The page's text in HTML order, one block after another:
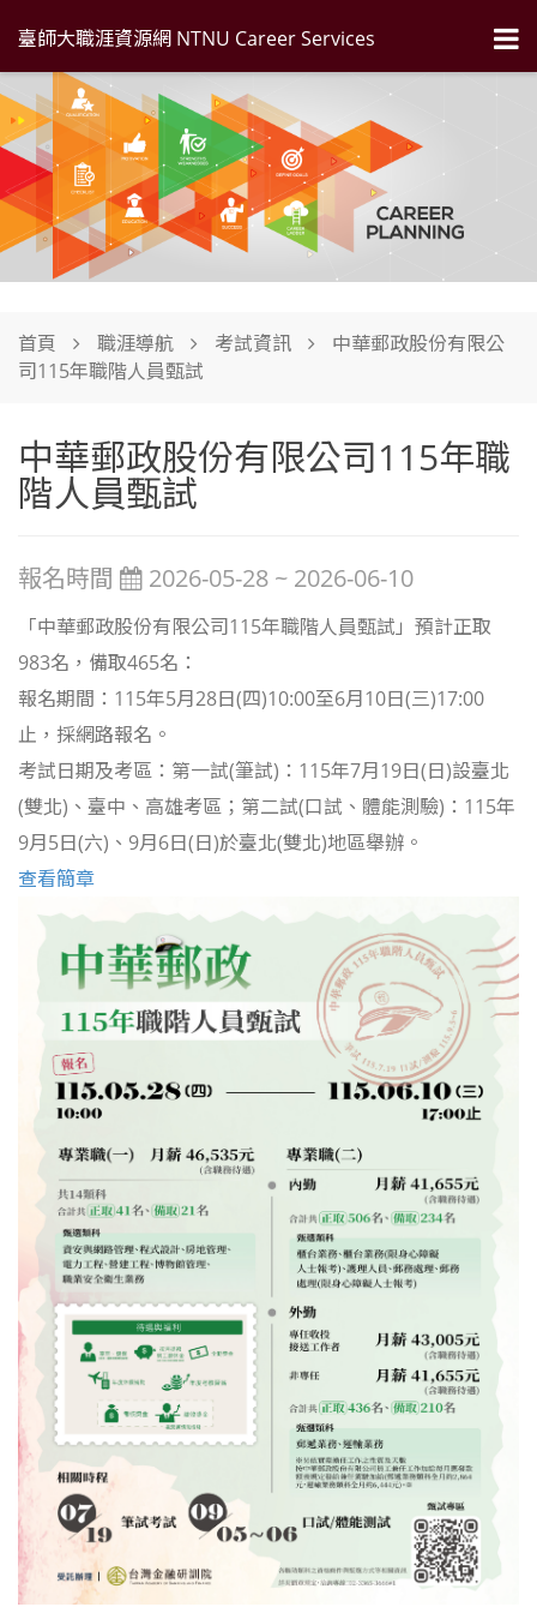
臺師大職涯資源網 NTNU Career Services
首頁 職涯導航 考試資訊
中華郵政股份有限公
司115年職階人員甄試
中華郵政股份有限公司115年職
階人員甄試
報名時間 2026-05-28 ~ 2026-06-10
「中華郵政股份有限公司115年職階人員甄試」預計正取
983名，備取465名：
報名期間：115年5月28日(四)10:00至6月10日(三)17:00
止，採網路報名。
考試日期及考區：第一試(筆試)：115年7月19日(日)設臺北
(雙北)、臺中、高雄考區；第二試(口試、體能測驗)：115年
9月5日(六)、9月6日(日)於臺北(雙北)地區舉辦。
查看簡章